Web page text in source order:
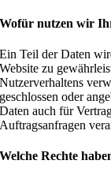
Wofür nutzen wir
Ein Teil der Daten
Website zu
Nutzerverhaltens
geschlossen oder
Daten auch für
Auftragsanfragen
Welche Rechte